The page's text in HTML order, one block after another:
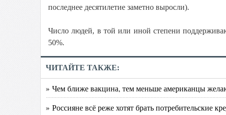
последнее десятилетие заметно выросли).
Число людей, в той или иной степени
50%.
ЧИТАЙТЕ ТАКЖЕ:
» Чем ближе вакцина, тем меньше американцы
» Россияне всё реже хотят брать потребительские